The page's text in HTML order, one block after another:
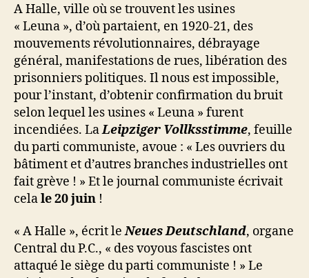
A Halle, ville où se trouvent les usines
« Leuna », d’où partaient, en 1920-21, des
mouvements révolutionnaires, débrayage
général, manifestations de rues, libération des
prisonniers politiques. Il nous est impossible,
pour l’instant, d’obtenir confirmation du bruit
selon lequel les usines « Leuna » furent
incendiées. LaLeipziger Vollksstimme, feuille
du parti communiste, avoue : « Les ouvriers du
bâtiment et d’autres branches industrielles ont
fait grève ! » Et le journal communiste écrivait
celale 20 juin !
« A Halle », écrit leNeues Deutschland, organe
Central du P.C., « des voyous fascistes ont
attaqué le siège du parti communiste ! » Le